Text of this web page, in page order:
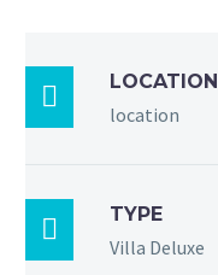
 LOCATION
location
 TYPE
Villa Deluxe